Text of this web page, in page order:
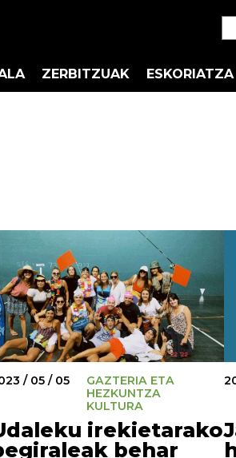
ZERBITZUAK ESKORIATZA
/ 05 / 05
GAZTERIA ETA
HEZKUNTZA
KULTURA
irekietarako
behar